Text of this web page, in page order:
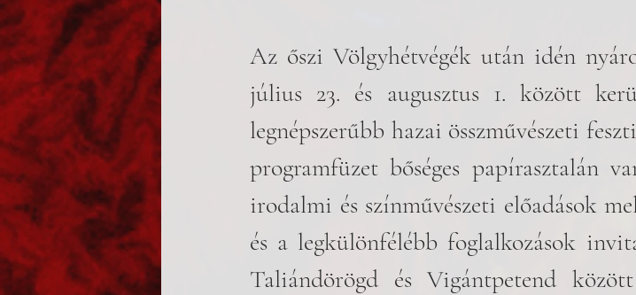
Az őszi Völgyhétvégék után idén
július 23. és augusztus 1. között
legnépszerűbb hazai összművészeti
programfüzet bőséges papírasztalán
irodalmi és színművészeti előadások
és a legkülönfélébb foglalkozások
Taliándörögd és Vigántpetend